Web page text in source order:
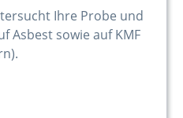
Ihre Probe und
Asbest sowie auf KMF